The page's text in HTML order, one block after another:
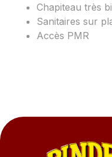
Chapiteau très
Sanitaires sur
Accès PMR